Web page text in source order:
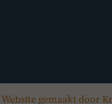
Website gemaakt door